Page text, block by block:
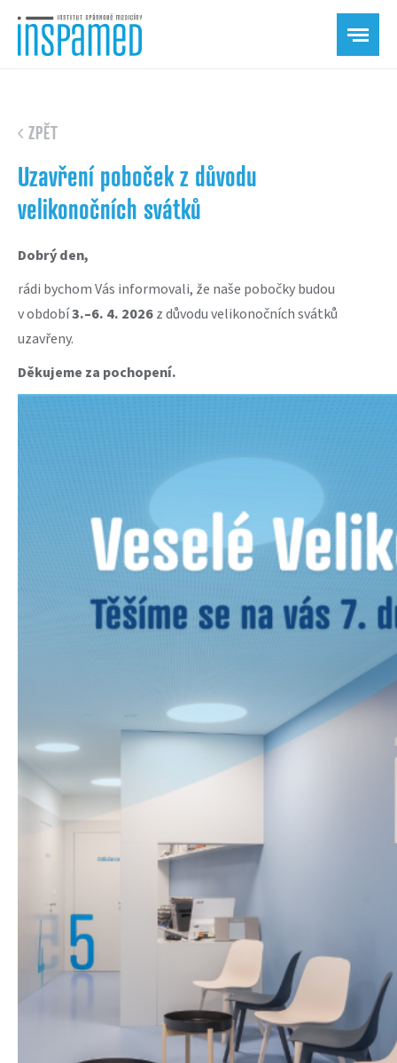
ZPĚT
Uzavření poboček z důvodu
velikonočních svátků
Dobrý den,
rádi bychom Vás informovali, že naše pobočky budou
v období3.–6. 4. 2026z důvodu velikonočních svátků
uzavřeny.
Děkujeme za pochopení.